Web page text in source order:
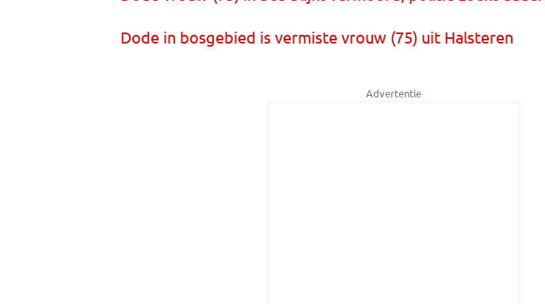
Dode in bosgebied is vermiste vrouw (75) uit Halsteren
Advertentie